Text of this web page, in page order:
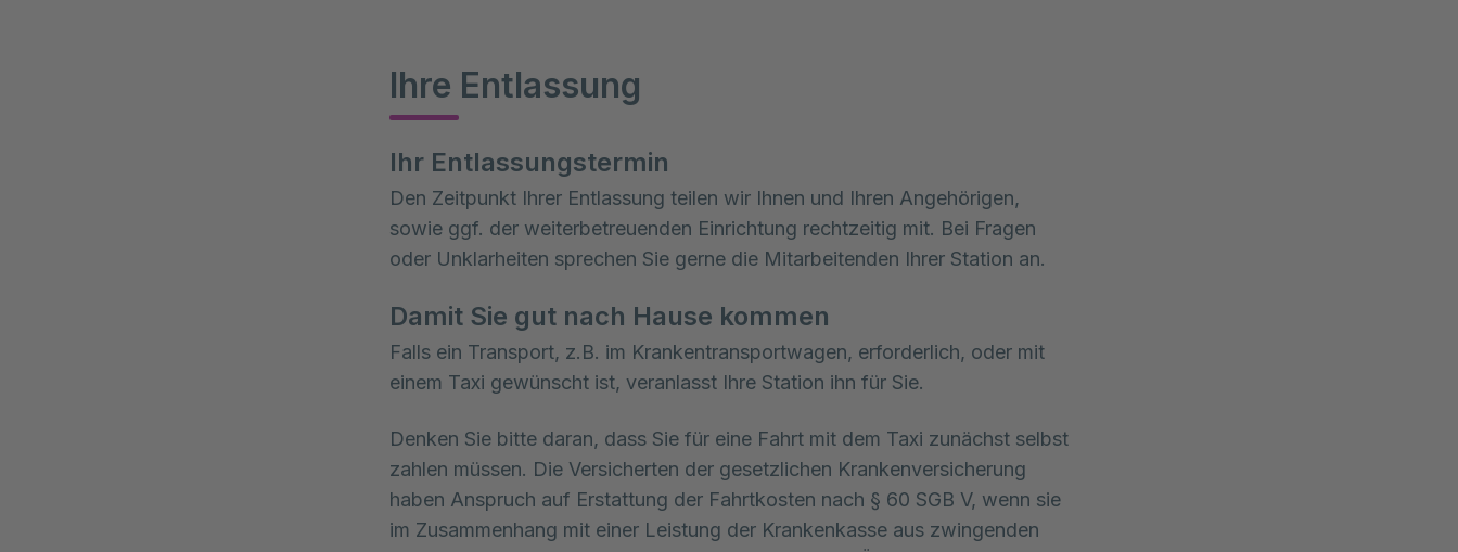
Ihre Entlassung
Ihr Entlassungstermin
Den Zeitpunkt Ihrer Entlassung teilen wir Ihnen und Ihren Angehörigen,
sowie ggf. der weiterbetreuenden Einrichtung rechtzeitig mit. Bei Fragen
oder Unklarheiten sprechen Sie gerne die Mitarbeitenden Ihrer Station an.
Damit Sie gut nach Hause kommen
Falls ein Transport, z.B. im Krankentransportwagen, erforderlich, oder mit
einem Taxi gewünscht ist, veranlasst Ihre Station ihn für Sie.
Denken Sie bitte daran, dass Sie für eine Fahrt mit dem Taxi zunächst selbst
zahlen müssen. Die Versicherten der gesetzlichen Krankenversicherung
haben Anspruch auf Erstattung der Fahrtkosten nach § 60 SGB V, wenn sie
im Zusammenhang mit einer Leistung der Krankenkasse aus zwingenden